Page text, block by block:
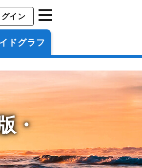
グイン
ドグラフ
・